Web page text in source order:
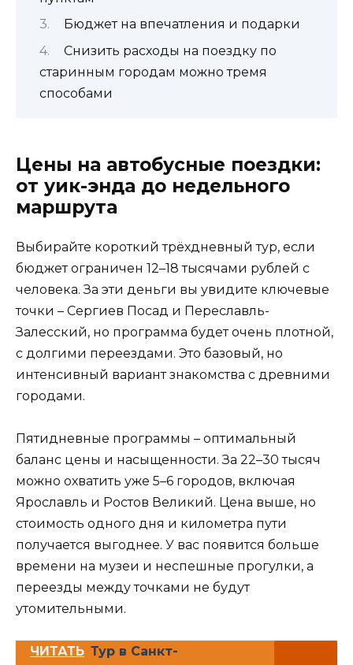
Бюджет на впечатления и подарки
Снизить расходы на поездку по
старинным городам можно тремя
способами
Цены на автобусные поездки:
от уик-энда до недельного
маршрута
Выбирайте короткий трёхдневный тур, если
бюджет ограничен 12–18 тысячами рублей с
человека. За эти деньги вы увидите ключевые
точки – Сергиев Посад и Переславль-
Залесский, но программа будет очень плотной,
с долгими переездами. Это базовый, но
интенсивный вариант знакомства с древними
городами.
Пятидневные программы – оптимальный
баланс цены и насыщенности. За 22–30 тысяч
можно охватить уже 5–6 городов, включая
Ярославль и Ростов Великий. Цена выше, но
стоимость одного дня и километра пути
получается выгоднее. У вас появится больше
времени на музеи и неспешные прогулки, а
переезды между точками не будут
утомительными.
ЧИТАТЬ Тур в Санкт-